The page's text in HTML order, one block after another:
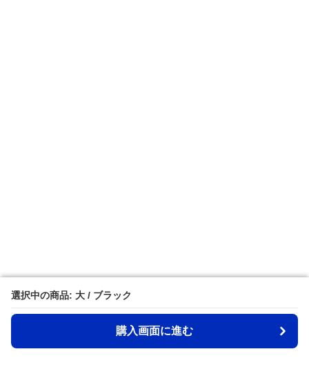
選択中の商品: 大 / ブラック
購入画面に進む
選択中の商品: 大 / ブラック
購入画面に進む